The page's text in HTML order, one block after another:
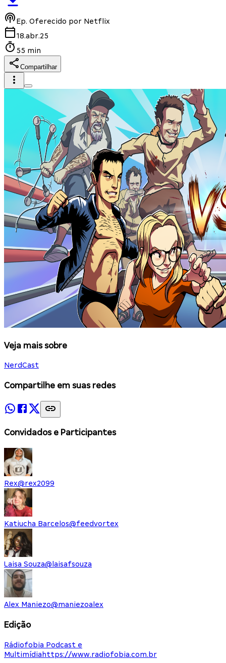
Ep. Oferecido por Netflix
18.abr.25
55 min
Compartilhar
Veja mais sobre
NerdCast
Compartilhe em suas redes
Convidados e Participantes
Rex@rex2099
Katiucha Barcelos@feedvortex
Laisa Souza@ laisafsouza
Alex Maniezo@maniezoalex
Edição
Rádiofobia Podcast e
Multimídia https://www.radiofobia.com.br